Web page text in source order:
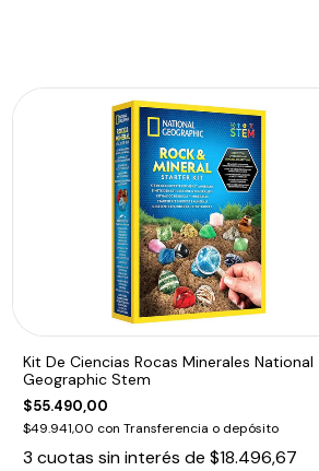
Kit De Ciencias Rocas Minerales National
Geographic Stem
$55.490,00
$49.941,00 con Transferencia o depósito
3 cuotas sin interés de $18.496,67